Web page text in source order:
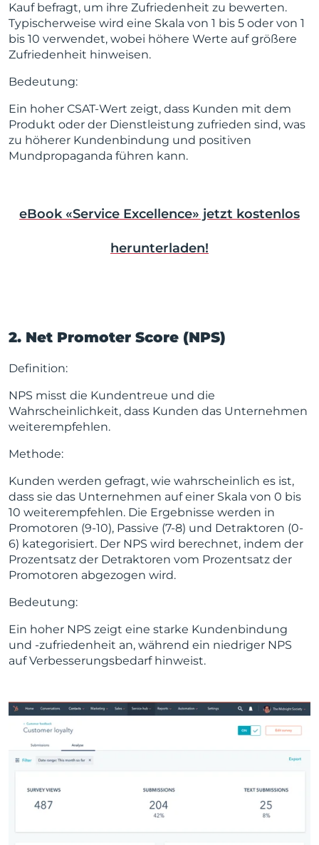
Kauf befragt, um ihre Zufriedenheit zu bewerten.
Typischerweise wird eine Skala von 1 bis 5 oder von 1
bis 10 verwendet, wobei höhere Werte auf größere
Zufriedenheit hinweisen.
Bedeutung:
Ein hoher CSAT-Wert zeigt, dass Kunden mit dem
Produkt oder der Dienstleistung zufrieden sind, was
zu höherer Kundenbindung und positiven
Mundpropaganda führen kann.
eBook «Service Excellence» jetzt kostenlos
herunterladen!
2. Net Promoter Score (NPS)
Definition:
NPS misst die Kundentreue und die
Wahrscheinlichkeit, dass Kunden das Unternehmen
weiterempfehlen.
Methode:
Kunden werden gefragt, wie wahrscheinlich es ist,
dass sie das Unternehmen auf einer Skala von 0 bis
10 weiterempfehlen. Die Ergebnisse werden in
Promotoren (9-10), Passive (7-8) und Detraktoren (0-
6) kategorisiert. Der NPS wird berechnet, indem der
Prozentsatz der Detraktoren vom Prozentsatz der
Promotoren abgezogen wird.
Bedeutung:
Ein hoher NPS zeigt eine starke Kundenbindung
und -zufriedenheit an, während ein niedriger NPS
auf Verbesserungsbedarf hinweist.